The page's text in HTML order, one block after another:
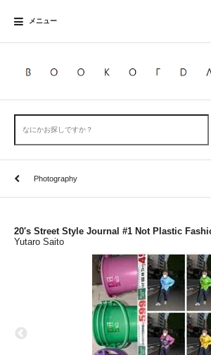
メニュー
Photography
20's Street Style Journal #1 Not Plastic
Yutaro Saito